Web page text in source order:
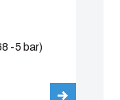
-5 bar)